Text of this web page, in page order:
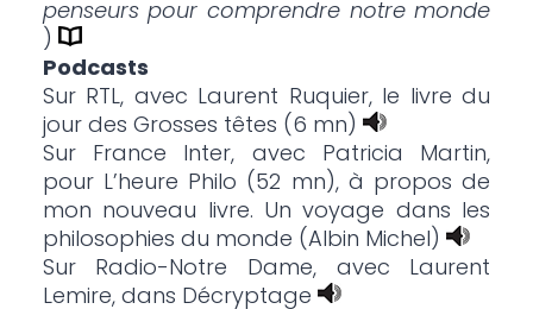
penseurs pour comprendre notre monde
)
Podcasts
Sur RTL, avec Laurent Ruquier, le livre du
jour des Grosses têtes (6 mn)
Sur France Inter, avec Patricia Martin,
pour L’heure Philo (52 mn), à propos de
mon nouveau livre. Un voyage dans les
philosophies du monde (Albin Michel)
Sur Radio-Notre Dame, avec Laurent
Lemire, dans Décryptage